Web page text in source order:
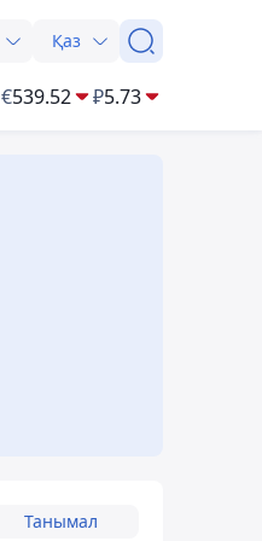
Қаз
€539.52 ₽5.73
Танымал